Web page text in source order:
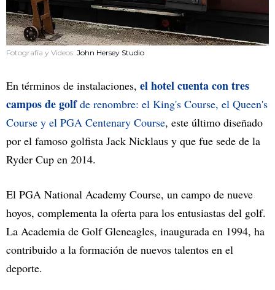
Fotografía y Videos: John Hersey Studio
En términos de instalaciones, el hotel cuenta con tres
campos de golfde renombre: el King's Course, el Queen's
Course y el PGA Centenary Course, este último diseñado
por el famoso golfista Jack Nicklaus y que fue sede de la
Ryder Cup en 2014.
El PGA National Academy Course, un campo de nueve
hoyos, complementa la oferta para los entusiastas del golf.
La Academia de Golf Gleneagles, inaugurada en 1994, ha
contribuido a la formación de nuevos talentos en el
deporte.